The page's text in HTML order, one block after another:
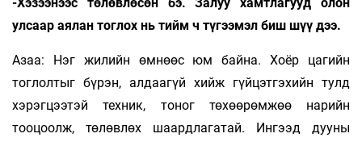
-Хэзээнээс төлөвлөсөн бэ. Залуу хамтлагууд олон
улсаар аялан тоглох нь тийм ч түгээмэл биш шүү дээ.
Азаа: Нэг жилийн өмнөөс юм байна. Хоёр цагийн
тоглолтыг бүрэн, алдаагүй хийж гүйцэтгэхийн тулд
хэрэгцээтэй техник, тоног төхөөрөмжөө нарийн
тооцоолж, төлөвлөх шаардлагатай. Ингээд дууны